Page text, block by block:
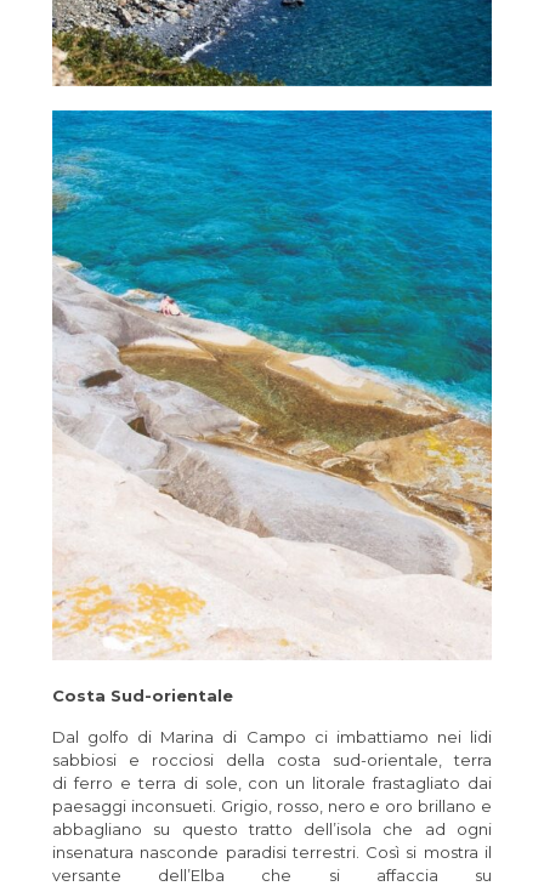
Costa Sud-orientale
Dal golfo di Marina di Campo ci imbattiamo nei lidi
sabbiosi e rocciosi della costa sud-orientale, terra
di ferro e terra di sole, con un litorale frastagliato dai
paesaggi inconsueti. Grigio, rosso, nero e oro brillano e
abbagliano su questo tratto dell’isola che ad ogni
insenatura nasconde paradisi terrestri. Così si mostra il
versante dell’Elba che si affaccia su